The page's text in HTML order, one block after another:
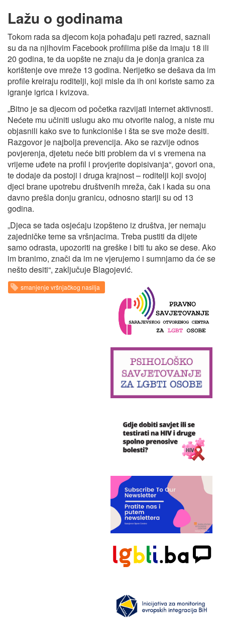
Lažu o godinama
Tokom rada sa djecom koja pohađaju peti razred, saznali
su da na njihovim Facebook profilima piše da imaju 18 ili
20 godina, te da uopšte ne znaju da je donja granica za
korištenje ove mreže 13 godina. Nerijetko se dešava da im
profile kreiraju roditelji, koji misle da ih oni koriste samo za
igranje igrica i kvizova.
„Bitno je sa djecom od početka razvijati internet aktivnosti.
Nećete mu učiniti uslugu ako mu otvorite nalog, a niste mu
objasnili kako sve to funkcioniše i šta se sve može desiti.
Razgovor je najbolja prevencija. Ako se razvije odnos
povjerenja, djetetu neće biti problem da vi s vremena na
vrijeme uđete na profil i provjerite dopisivanja“, govori ona,
te dodaje da postoji i druga krajnost – roditelji koji svojoj
djeci brane upotrebu društvenih mreža, čak i kada su ona
davno prešla donju granicu, odnosno stariji su od 13
godina.
„Djeca se tada osjećaju izopšteno iz društva, jer nemaju
zajedničke teme sa vršnjacima. Treba pustiti da dijete
samo odrasta, upozoriti na greške i biti tu ako se dese. Ako
im branimo, znači da im ne vjerujemo i sumnjamo da će se
nešto desiti“, zaključuje Blagojević.
smanjenje vršnjačkog nasilja